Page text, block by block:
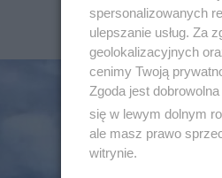
spersonalizowanych
ulepszanie usług. Za
geolokalizacyjnych
cenimy Twoją
Zgoda jest
się w lewym dolnym
ale masz prawo
witrynie.